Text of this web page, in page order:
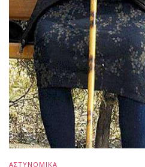
ΑΣΤΥΝΟΜΙΚΑ